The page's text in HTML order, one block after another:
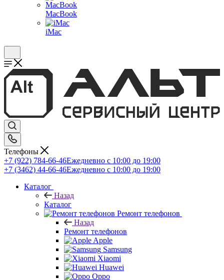
MacBook
iMac
Телефоны
+7 (922) 784-66-46Ежедневно с 10:00 до 19:00
+7 (3462) 44-66-46Ежедневно с 10:00 до 19:00
Каталог
Назад
Каталог
Ремонт телефонов
Назад
Ремонт телефонов
Apple
Samsung
Xiaomi
Huawei
Oppo